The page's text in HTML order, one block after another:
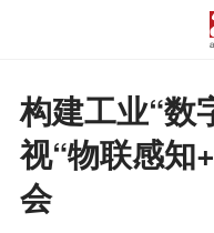
构建工业“数
视“物联感知
会